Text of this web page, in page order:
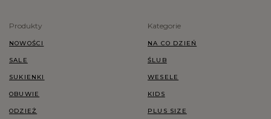
Produkty
NOWOŚCI
SALE
SUKIENKI
OBUWIE
ODZIEŻ
Kategorie
NA CO DZIEŃ
ŚLUB
WESELE
KIDS
PLUS SIZE